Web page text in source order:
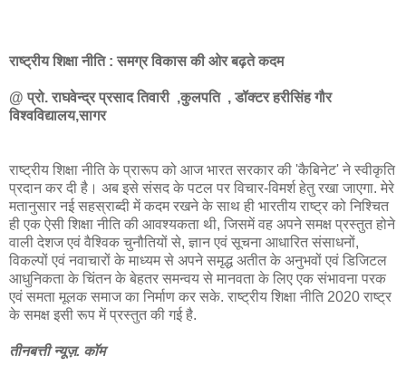
राष्ट्रीय शिक्षा नीति : समग्र विकास की ओर बढ़ते कदम
@ प्रो. राघवेन्द्र प्रसाद तिवारी ,कुलपति , डॉक्टर हरीसिंह गौर
विश्वविद्यालय,सागर
राष्ट्रीय शिक्षा नीति के प्रारूप को आज भारत सरकार की 'कैबिनेट' ने स्वीकृति
प्रदान कर दी है। अब इसे संसद के पटल पर विचार-विमर्श हेतु रखा जाएगा. मेरे
मतानुसार नई सहस्राब्दी में कदम रखने के साथ ही भारतीय राष्ट्र को निश्चित
ही एक ऐसी शिक्षा नीति की आवश्यकता थी, जिसमें वह अपने समक्ष प्रस्तुत होने
वाली देशज एवं वैश्विक चुनौतियों से, ज्ञान एवं सूचना आधारित संसाधनों,
विकल्पों एवं नवाचारों के माध्यम से अपने समृद्ध अतीत के अनुभवों एवं डिजिटल
आधुनिकता के चिंतन के बेहतर समन्वय से मानवता के लिए एक संभावना परक
एवं समता मूलक समाज का निर्माण कर सके. राष्ट्रीय शिक्षा नीति 2020 राष्ट्र
के समक्ष इसी रूप में प्रस्तुत की गई है.
तीनबत्ती न्यूज़. कॉम